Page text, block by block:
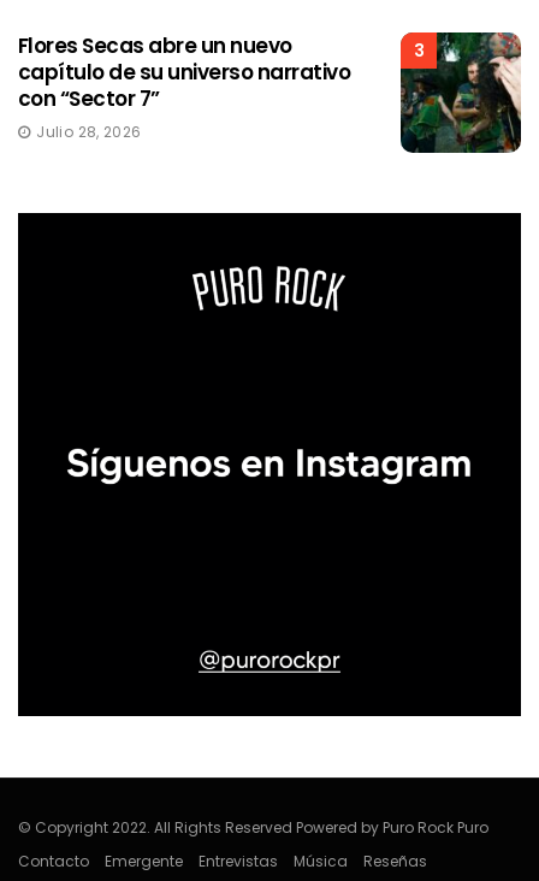
3
Flores Secas abre un nuevo
capítulo de su universo narrativo
con “Sector 7”
Julio 28, 2026
© Copyright 2022. All Rights Reserved Powered by Puro Rock Puro
Contacto
Emergente Entrevistas Música Reseñas